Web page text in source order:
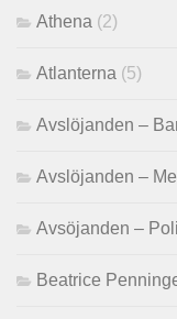
Athena (2)
Atlanterna (5)
Avslöjanden –
Avslöjanden –
Avsöjanden –
Beatrice